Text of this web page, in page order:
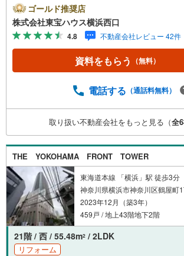
ーーーYahoo！ 不動産キャンペーン対
で物件を成約するとPayPayボーナスラ
ahoo！ 不動産 物件ご成約キャンペーン
す。「資料をもらう」「見学予約をす
い合わせください。※必ずYahoo！
てください。※PayPayボーナスライ
ーーーーーーーーーーーーーーーーー
となります。金利情勢により表記の返
あります。ーーーーーーーーーーーー
ーーーー
ゴールド推奨店
株式会社東宝ハウス横浜西口
4.8 不動産会社レビュー 42件
資料をもらう （無料）
電話する （通話料無料）
取り扱い不動産会社をもっと見る（全6
THE YOKOHAMA FRONT TOWER
東海道本線 「横浜」駅 徒歩3分
神奈川県横浜市神奈川区鶴屋町
2023年12月（築3年）
459戸 / 地上43階地下2階
21階 / 西 / 55.48m2 / 2LDK
リフォーム